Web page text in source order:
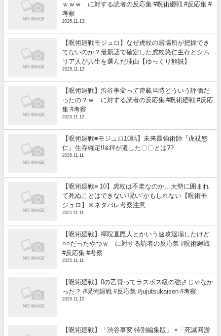
ｗｗｗ に対する読者の反応集 #呪術廻戦 #反応集 #
考察
2025.11.13
【呪術廻戦モジュロ】なぜ虎杖の居場所が把握でき
てないのか？最新話で確定した虎杖悠仁生存とシム
リア人が共生を選んだ理由【ゆっくり解説】
2025.11.12
【呪術廻戦】渋谷事変って連載当時どういう評価だ
ったの？ｗ に対する読者の反応集 #呪術廻戦 #反応
集 #考察
2025.11.12
【呪術廻戦≡モジュロ10話】未来最強術師『虎杖悠
仁』生存確定!!&秤が遺した〇〇とは??
2025.11.11
【呪術廻戦≡ 10】虎杖は不老なのか…大勢に囲まれ
て死ぬことはできない”呪い”かもしれない【呪術モ
ジュロ】※ネタバレ考察注意
2025.11.11
【呪術廻戦】禪院直毘人とかいう速攻退場したけど
○○だったやつｗ に対する読者の反応集 #呪術廻戦
#反応集 #考察
2025.11.11
【呪術廻戦】0の乙骨ってラスボス級の強さじゃなか
った？ #呪術廻戦 #反応集 #jujutsukaisen #考察
2025.11.10
【呪術廻戦】「渋谷事変 特別編集版」 ×「死滅回游